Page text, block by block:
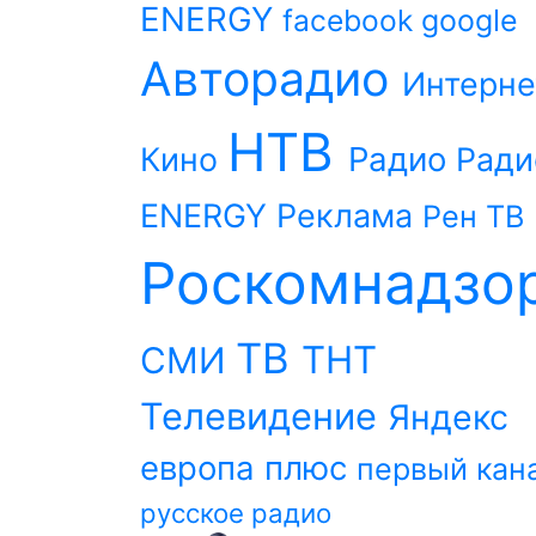
ENERGY facebook google
Авторадио
Кино НТВ Радио
ENERGY Реклама Рен ТВ
СМИ ТВ ТНТ
Телевидение Яндекс
европа плюс первый
русское радио